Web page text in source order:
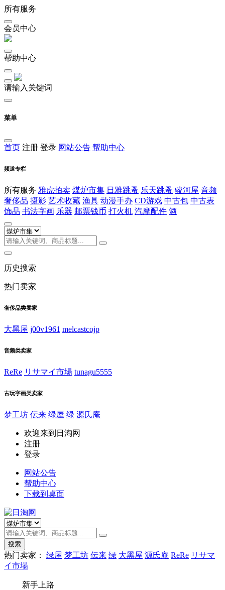
所有服务
会员中心
帮助中心
请输入关键词
菜单
首页 注册 登录 网站公告 帮助中心
频道专栏
所有服务 雅虎拍卖 煤炉市集 日雅跳蚤 乐天跳蚤 骏河屋 音频
奢侈品 摄影 艺术收藏 渔具 动漫手办 CD游戏 中古包 中古表
饰品 书法字画 乐器 邮票钱币 打火机 汽摩配件 酒
历史搜索
热门卖家
奢侈品类卖家
大黑屋 j00v1961 melcastcojp
音频类卖家
ReRe リサマイ市場 tunagu5555
古玩字画类卖家
梦工坊 伝来 绿屋 绿 源氏庵
欢迎来到日淘网
注册
登录
网站公告
帮助中心
下载到桌面
搜索
热门卖家： 绿屋 梦工坊 伝来 绿 大黑屋 源氏庵 ReRe リサマ
イ市場
新手上路